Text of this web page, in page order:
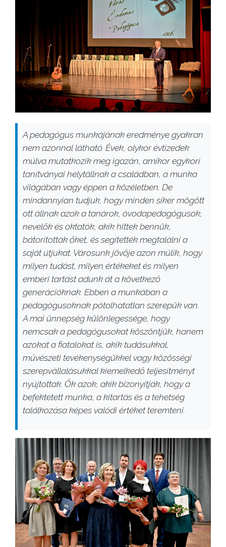
A pedagógus munkájának eredménye gyakran
nem azonnal látható. Évek, olykor évtizedek
múlva mutatkozik meg igazán, amikor egykori
tanítványai helytállnak a családban, a munka
világában vagy éppen a közéletben. De
mindannyian tudjuk, hogy minden siker mögött
ott állnak azok a tanárok, óvodapedagógusok,
nevelők és oktatók, akik hittek bennük,
bátorították őket, és segítették megtalálni a
saját útjukat. Városunk jövője azon múlik, hogy
milyen tudást, milyen értékeket és milyen
emberi tartást adunk át a következő
generációknak. Ebben a munkában a
pedagógusoknak pótolhatatlan szerepük van.
A mai ünnepség különlegessége, hogy
nemcsak a pedagógusokat köszöntjük, hanem
azokat a fiatalokat is, akik tudásukkal,
művészeti tevékenységükkel vagy közösségi
szerepvállalásukkal kiemelkedő teljesítményt
nyújtottak. Ők azok, akik bizonyítják, hogy a
befektetett munka, a kitartás és a tehetség
találkozása képes valódi értéket teremteni.